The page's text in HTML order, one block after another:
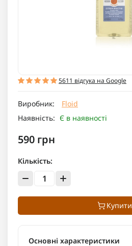
5611 відгука на Google
Виробник:
Floid
Наявність: Є в наявності
590 грн
Кількість:
Купити
Основні характеристики